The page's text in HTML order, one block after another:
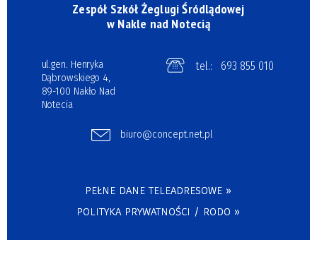
Zespół Szkół Żeglugi Śródlądowej
w Nakle nad Notecią
ul.gen. Henryka
Dąbrowskiego 4,
89-100 Nakło Nad
Notecia
tel.: 693 855 010
biuro@concept.net.pl
PEŁNE DANE TELEADRESOWE »
POLITYKA PRYWATNOŚCI / RODO »